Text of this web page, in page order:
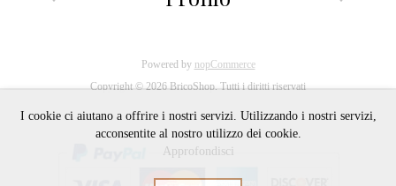
Powered by nopCommerce
Copyright © 2026 BricoShop. Tutti i diritti riservati
I cookie ci aiutano a offrire i nostri servizi. Utilizzando i nostri servizi,
acconsentite al nostro utilizzo dei cookie.
Approfondisci